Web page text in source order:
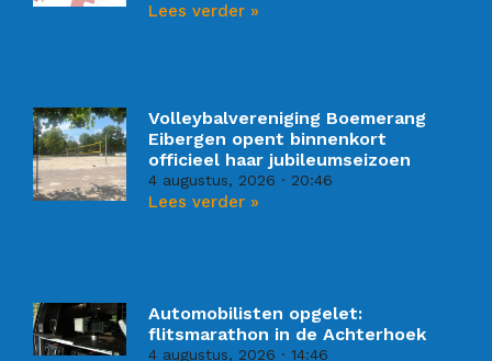
Lees verder »
Volleybalvereniging Boemerang
Eibergen opent binnenkort
officieel haar jubileumseizoen
4 augustus, 2026 20:46
Lees verder »
Automobilisten opgelet:
flitsmarathon in de Achterhoek
4 augustus, 2026 14:46